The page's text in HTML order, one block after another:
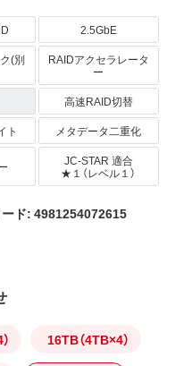
2.5GbE
(別 RAIDアクセラレータ
ー
高速RAID切替
ト
メタデータ二重化
JC-STAR 適合
★１（レベル１）
ド: 4981254072615
16TB（4TB×4）